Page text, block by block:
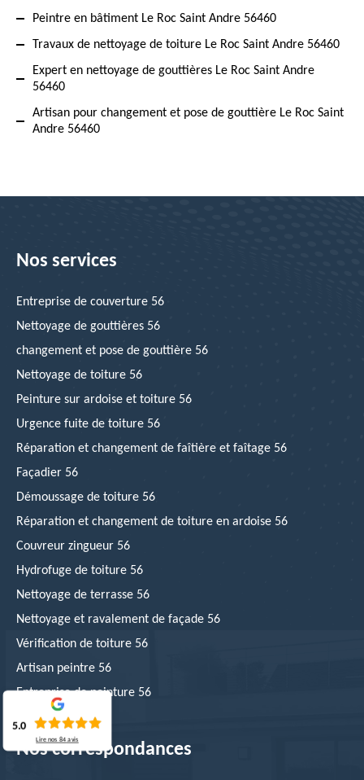
Peintre en bâtiment Le Roc Saint Andre 56460
Travaux de nettoyage de toiture Le Roc Saint Andre 56460
Expert en nettoyage de gouttières Le Roc Saint Andre
56460
Artisan pour changement et pose de gouttière Le Roc Saint
Andre 56460
Nos services
Entreprise de couverture 56
Nettoyage de gouttières 56
changement et pose de gouttière 56
Nettoyage de toiture 56
Peinture sur ardoise et toiture 56
Urgence fuite de toiture 56
Réparation et changement de faîtière et faîtage 56
Façadier 56
Démoussage de toiture 56
Réparation et changement de toiture en ardoise 56
Couvreur zingueur 56
Hydrofuge de toiture 56
Nettoyage de terrasse 56
Nettoyage et ravalement de façade 56
Vérification de toiture 56
Artisan peintre 56
Entreprise de peinture 56
Nos correspondances
5.0
Lire nos84 avis